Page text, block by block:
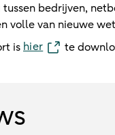
bedrijven,
volle van nieuwe
is hier te